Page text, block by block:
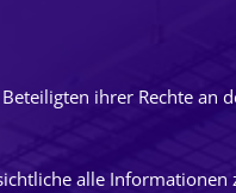
ihrer Rechte
alle